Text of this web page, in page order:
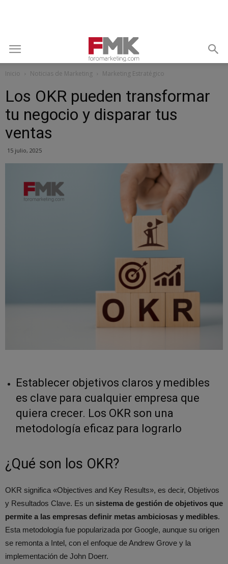
Inicio Noticias de Marketing Marketing Estratégico
Los OKR pueden transformar
tu negocio y disparar tus
ventas
15 julio, 2025
Establecer objetivos claros y medibles
es clave para cualquier empresa que
quiera crecer. Los OKR son una
metodología eficaz para lograrlo
¿Qué son los OKR?
OKR significa «Objectives and Key Results», es decir, Objetivos
y Resultados Clave. Es un sistema de gestión de objetivos que
permite a las empresas definir metas ambiciosas y medibles.
Esta metodología fue popularizada por Google, aunque su origen
se remonta a Intel, con el enfoque de Andrew Grove y la
implementación de John Doerr.